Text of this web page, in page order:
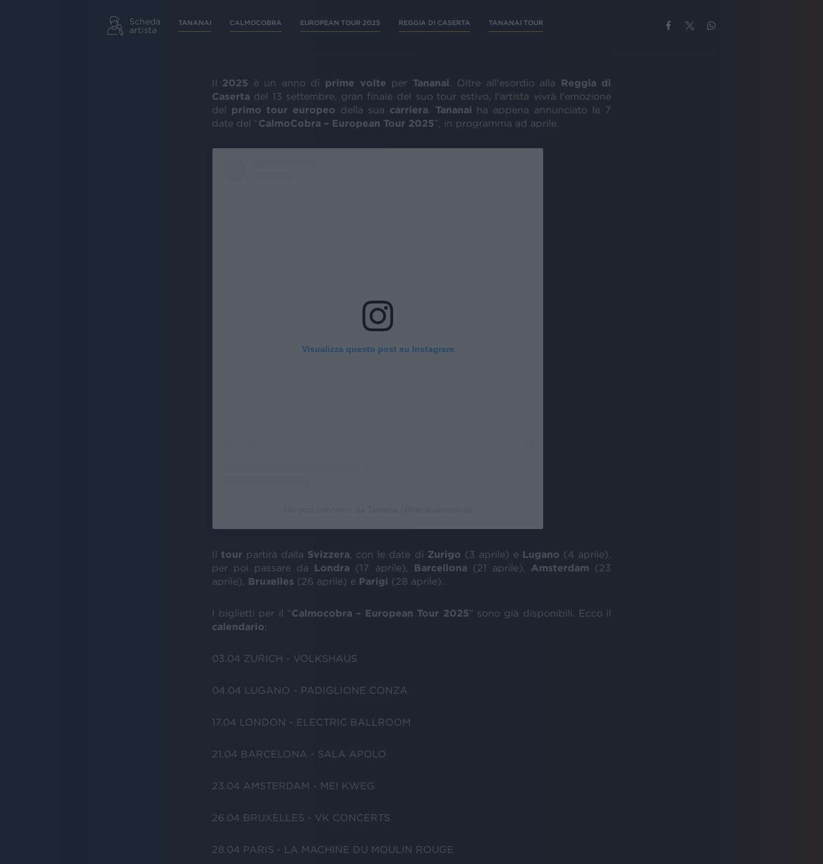
Scheda
artista
TANANAI CALMOCOBRA EUROPEAN TOUR 2025 REGGIA DI CASERTA TANANAI TOUR
Il 2025 è un anno di prime volte per Tananai . Oltre all'esordio alla Reggia di
Caserta del 13 settembre, gran finale del suo tour estivo, l'artista vivrà l'emozione
del primo tour europeo della sua carriera Tananai ha appena annunciato le 7
date del “CalmoCobra – European Tour 2025”, in programma ad aprile.
Visualizza questo post su Instagram
Il tour partirà dalla Svizzera , con le date di Zurigo (3 aprile) e Lugano (4 aprile),
per poi passare da Londra (17 aprile), Barcellona (21 aprile), Amsterdam (23
aprile), Bruxelles (26 aprile) e Parigi (28 aprile).
I biglietti per il “Calmocobra – European Tour 2025” sono già disponibili. Ecco il
calendario:
03.04 ZURICH - VOLKSHAUS
04.04 LUGANO - PADIGLIONE CONZA
17.04 LONDON - ELECTRIC BALLROOM
21.04 BARCELONA - SALA APOLO
23.04 AMSTERDAM - MEI KWEG
26.04 BRUXELLES - VK CONCERTS
28.04 PARIS - LA MACHINE DU MOULIN ROUGE